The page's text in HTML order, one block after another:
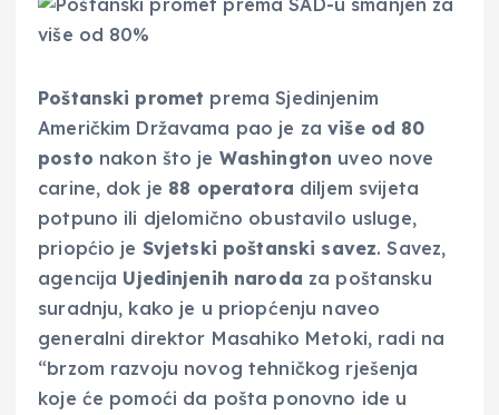
Poštanski promet prema Sjedinjenim
Američkim Državama pao je zaviše od 80
posto nakon što je Washington uveo nove
carine, dok je 88 operatora diljem svijeta
potpuno ili djelomično obustavilo usluge,
priopćio je Svjetski poštanski savez. Savez,
agencija Ujedinjenih naroda za poštansku
suradnju, kako je u priopćenju naveo
generalni direktor Masahiko Metoki, radi na
“brzom razvoju novog tehničkog rješenja
koje će pomoći da pošta ponovno ide u